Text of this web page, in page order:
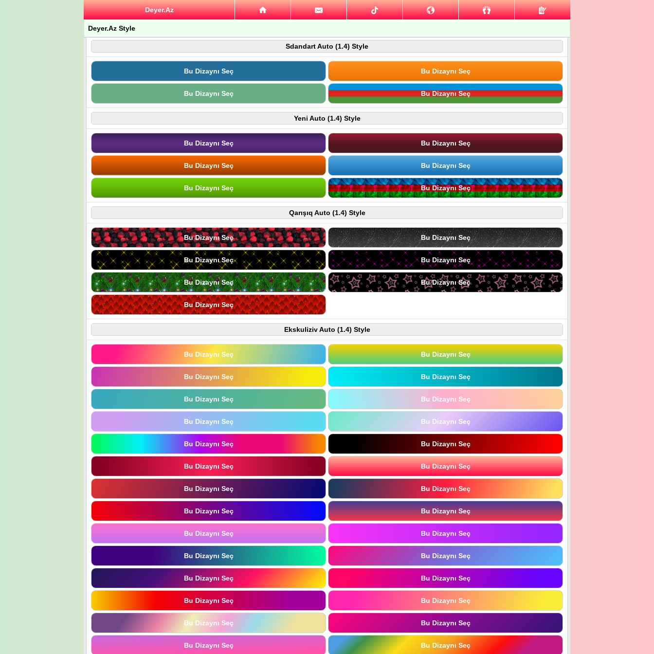
Deyer.Az
Deyer.Az Style
Sdandart Auto (1.4) Style
Bu Dizaynı Seç Bu Dizaynı Seç
Bu Dizaynı Seç Bu Dizaynı Seç
Yeni Auto (1.4) Style
Bu Dizaynı Seç Bu Dizaynı Seç
Bu Dizaynı Seç Bu Dizaynı Seç
Bu Dizaynı Seç Bu Dizaynı Seç
Qarışıq Auto (1.4) Style
Bu Dizaynı Seç Bu Dizaynı Seç
Bu Dizaynı Seç Bu Dizaynı Seç
Bu Dizaynı Seç Bu Dizaynı Seç
Bu Dizaynı Seç
Ekskuliziv Auto (1.4) Style
Bu Dizaynı Seç Bu Dizaynı Seç
Bu Dizaynı Seç Bu Dizaynı Seç
Bu Dizaynı Seç Bu Dizaynı Seç
Bu Dizaynı Seç Bu Dizaynı Seç
Bu Dizaynı Seç Bu Dizaynı Seç
Bu Dizaynı Seç Bu Dizaynı Seç
Bu Dizaynı Seç Bu Dizaynı Seç
Bu Dizaynı Seç Bu Dizaynı Seç
Bu Dizaynı Seç Bu Dizaynı Seç
Bu Dizaynı Seç Bu Dizaynı Seç
Bu Dizaynı Seç Bu Dizaynı Seç
Bu Dizaynı Seç Bu Dizaynı Seç
Bu Dizaynı Seç Bu Dizaynı Seç
Bu Dizaynı Seç Bu Dizaynı Seç